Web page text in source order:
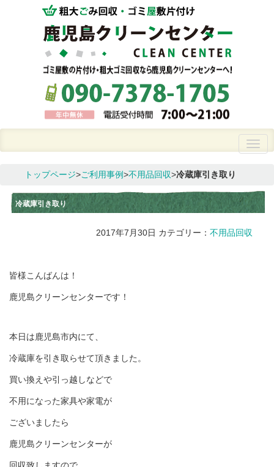
トップページ>ご利用事例>不用品回収>冷蔵庫引き取り
冷蔵庫引き取り
2017年7月30日 カテゴリー： 不用品回収
皆様こんばんは！
鹿児島クリーンセンターです！
本日は鹿児島市内にて、
冷蔵庫を引き取らせて頂きました。
買い換えや引っ越しなどで
不用になった家具や家電が
ございましたら
鹿児島クリーンセンターが